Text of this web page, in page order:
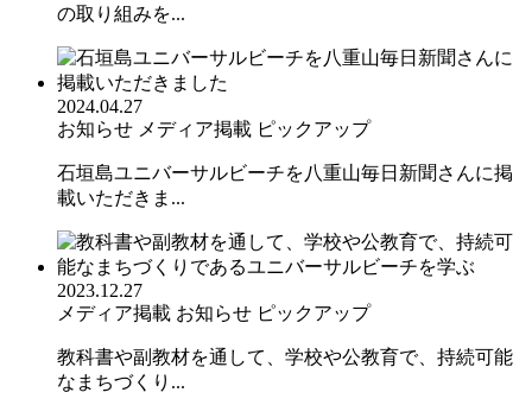
の取り組みを...
2024.04.27
お知らせ メディア掲載 ピックアップ
石垣島ユニバーサルビーチを八重山毎日新聞さんに掲
載いただきま...
2023.12.27
メディア掲載 お知らせ ピックアップ
教科書や副教材を通して、学校や公教育で、持続可能
なまちづくり...